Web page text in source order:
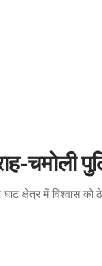
चमोली
क्षेत्र में विश्वास को